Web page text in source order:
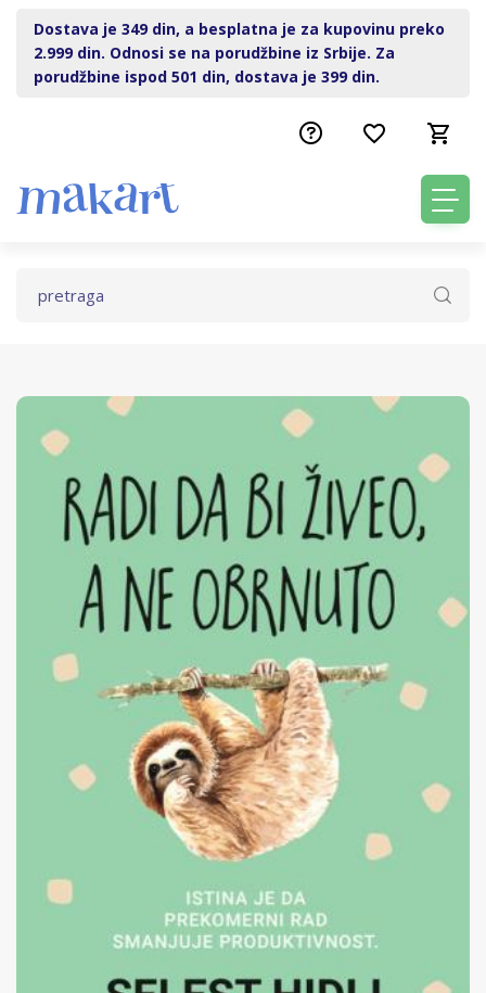
Dostava je 349 din, a besplatna je za kupovinu preko
2.999 din. Odnosi se na porudžbine iz Srbije. Za
porudžbine ispod 501 din, dostava je 399 din.